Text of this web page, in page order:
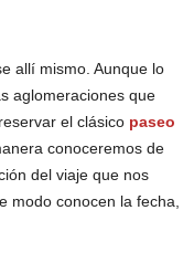
allí mismo. Aunque lo
aglomeraciones que
el clásico paseo
conoceremos de
del viaje que nos
modo conocen la fecha,